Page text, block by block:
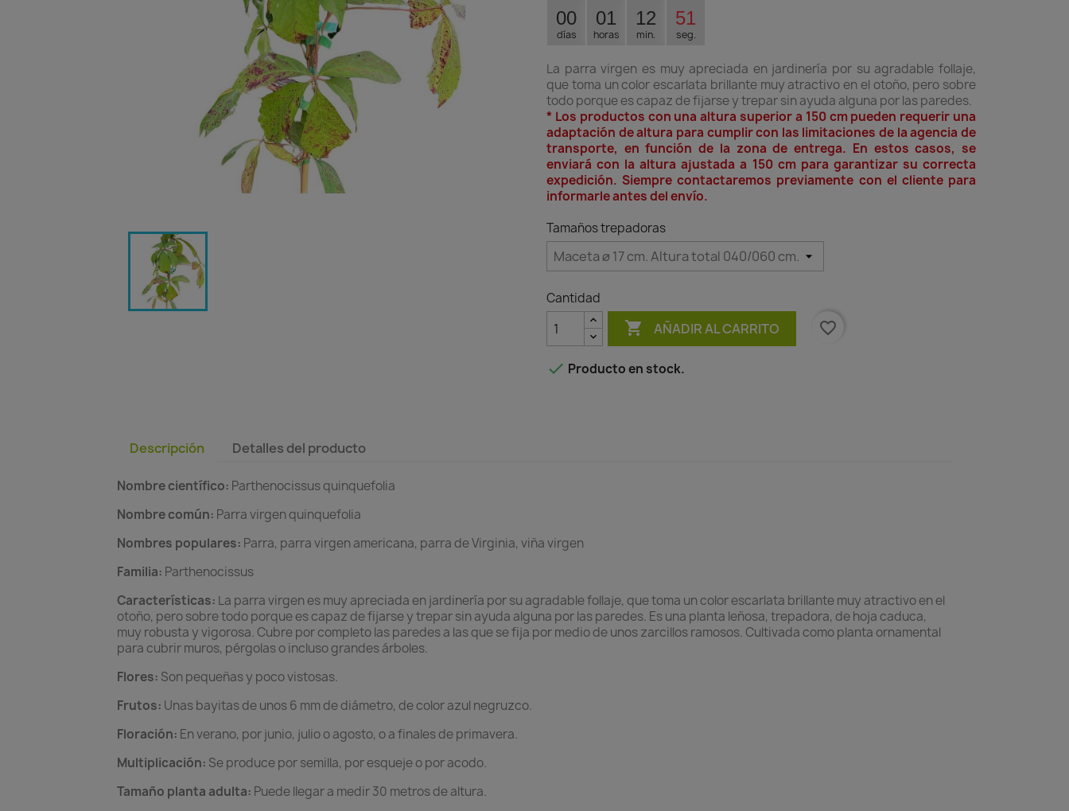
00
días
01
horas
12
min.
50
seg.
La parra virgen es muy apreciada en jardinería por su agradable follaje,
que toma un color escarlata brillante muy atractivo en el otoño, pero sobre
todo porque es capaz de fijarse y trepar sin ayuda alguna por las paredes.
* Los productos con una altura superior a 150 cm pueden requerir una
adaptación de altura para cumplir con las limitaciones de la agencia de
transporte, en función de la zona de entrega. En estos casos, se
enviará con la altura ajustada a 150 cm para garantizar su correcta
expedición. Siempre contactaremos previamente con el cliente para
informarle antes del envío.
Tamaños trepadoras
Cantidad
 AÑADIR AL CARRITO favorite_border
 Producto en stock.
Descripción Detalles del producto
Nombre científico: Parthenocissus quinquefolia
Nombre común: Parra virgen quinquefolia
Nombres populares: Parra, parra virgen americana, parra de Virginia, viña virgen
Familia: Parthenocissus
Características: La parra virgen es muy apreciada en jardinería por su agradable follaje, que toma un color escarlata brillante muy atractivo en el
otoño, pero sobre todo porque es capaz de fijarse y trepar sin ayuda alguna por las paredes. Es una planta leñosa, trepadora, de hoja caduca,
muy robusta y vigorosa. Cubre por completo las paredes a las que se fija por medio de unos zarcillos ramosos. Cultivada como planta ornamental
para cubrir muros, pérgolas o incluso grandes árboles.
Flores: Son pequeñas y poco vistosas.
Frutos: Unas bayitas de unos 6 mm de diámetro, de color azul negruzco.
Floración: En verano, por junio, julio o agosto, o a finales de primavera.
Multiplicación: Se produce por semilla, por esqueje o por acodo.
Tamaño planta adulta: Puede llegar a medir 30 metros de altura.